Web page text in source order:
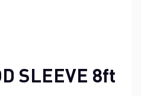
SLEEVE 8ft